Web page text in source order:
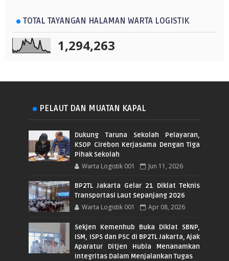
TOTAL TAYANGAN HALAMAN WARTA LOGISTIK
1,294,263
PELAUT DAN MUATAN KAPAL
Dukung Taruna Sekolah Pelayaran,
KSOP Cirebon Kerjasama Dengan Tiga
Pihak Sekolah
Warta Logistik 001 Jun 11, 2026
BP2TL Jakarta Gelar 21 Diklat Teknis
Transportasi Laut Sepanjang 2026
Warta Logistik 001 Apr 08, 2026
Sekjen Kemenhub Buka Diklat SBNP,
ISM, ISPS dan PSC di BP2TL Jakarta, Ajak
Aparatur Ditjen Hubla Menanamkan
Integritas Dalam Menjalankan Tugas